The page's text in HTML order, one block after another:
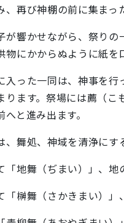
、再び神棚の前に集まっ
が響かせながら、祭りの
物にかからぬように紙を
入った一同は、神事を
ります。祭場には薦（こ
へと進み出ます。
、舞処、神域を清浄にす
「地舞（ぢまい）」、地
「榊舞（さかきまい）」